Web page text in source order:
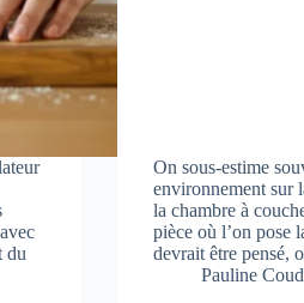
du
On sous-estime
environnement sur
la chambre à
pièce où l’on pose
devrait être pensé,
Pauline